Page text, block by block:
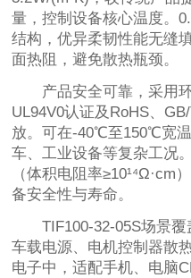
量，控制设备核心温度。
结构，优异柔韧性能无缝
面热阻，避免散热瓶颈。
产品安全可靠，采用
UL94V0认证及RoHS、
放。可在-40℃至150℃宽
车、工业设备等复杂工况
（体积电阻率≥10¹⁴Ω·cm
备安全性与寿命。
TIF100-32-05S场景
车载电源、电机控制器散
电子中，适配手机、电脑